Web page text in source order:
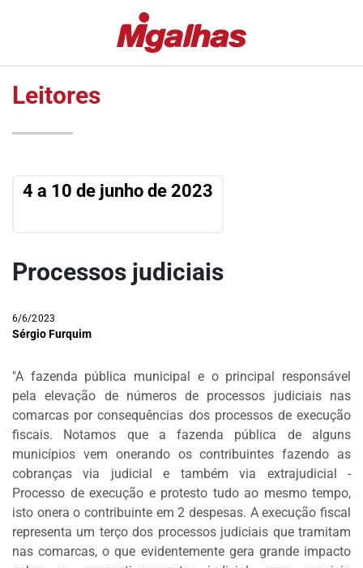
MIGALHAS
AMANHECIDAS
AUTORES
AUTORES
VIP
DOS
LEITORES
AGENDA
MERCADO
DE
TRABALHO
WEBINAR
TV
#COVID19
LULA
LAVA
Leitores
4 a 10 de junho de 2023
Processos judiciais
6/6/2023
Sérgio Furquim
"A fazenda pública municipal e o principal responsável
pela elevação de números de processos judiciais nas
comarcas por consequências dos processos de execução
fiscais. Notamos que a fazenda pública de alguns
municípios vem onerando os contribuintes fazendo as
cobranças via judicial e também via extrajudicial -
Processo de execução e protesto tudo ao mesmo tempo,
isto onera o contribuinte em 2 despesas. A execução fiscal
representa um terço dos processos judiciais que tramitam
nas comarcas, o que evidentemente gera grande impacto